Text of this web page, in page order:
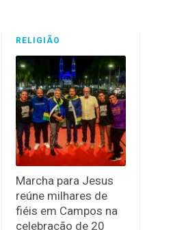
RELIGIÃO
Marcha para Jesus
reúne milhares de
fiéis em Campos na
celebração de 20